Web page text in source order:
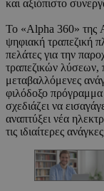
και αξιόπιστο
Το «Alpha 360» της
ψηφιακή τραπεζική
πελάτες για την
τραπεζικών λύσεων,
μεταβαλλόμενες
φιλόδοξο
σχεδιάζει να
αναπτύξει νέα
τις ιδιαίτερες